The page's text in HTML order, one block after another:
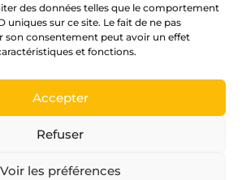
des données telles que le comportement
uniques sur ce site. Le fait de ne pas
son consentement peut avoir un effet
et fonctions.
Accepter
Refuser
Voir les préférences
D’ANJOU
engage et doit être remboursé.
de vous engager.
courts, privilégiez la marche ou le